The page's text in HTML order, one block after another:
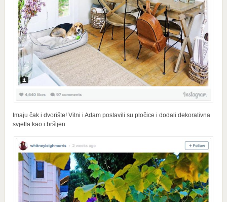
Imaju čak i dvorište! Vitni i Adam postavili su pločice i dodali dekorativna
svjetla kao i bršljen.